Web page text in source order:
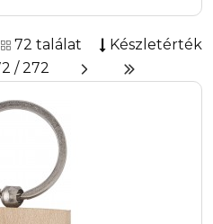
72 találat
Készletérték
/ 272